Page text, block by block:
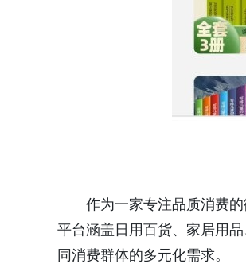
作为一家专注品质消费
平台涵盖日用百货、家居用
同消费群体的多元化需求。